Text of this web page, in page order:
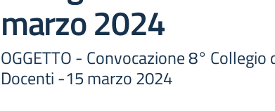
marzo 2024
OGGETTO - Convocazione 8° Collegio
Docenti -15 marzo 2024